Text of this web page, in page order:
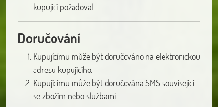
kupující požadoval.
Doručování
Kupujícímu může být doručováno na elektronickou
adresu kupujícího.
Kupujícímu může být doručována SMS související
se zbožím nebo službami.